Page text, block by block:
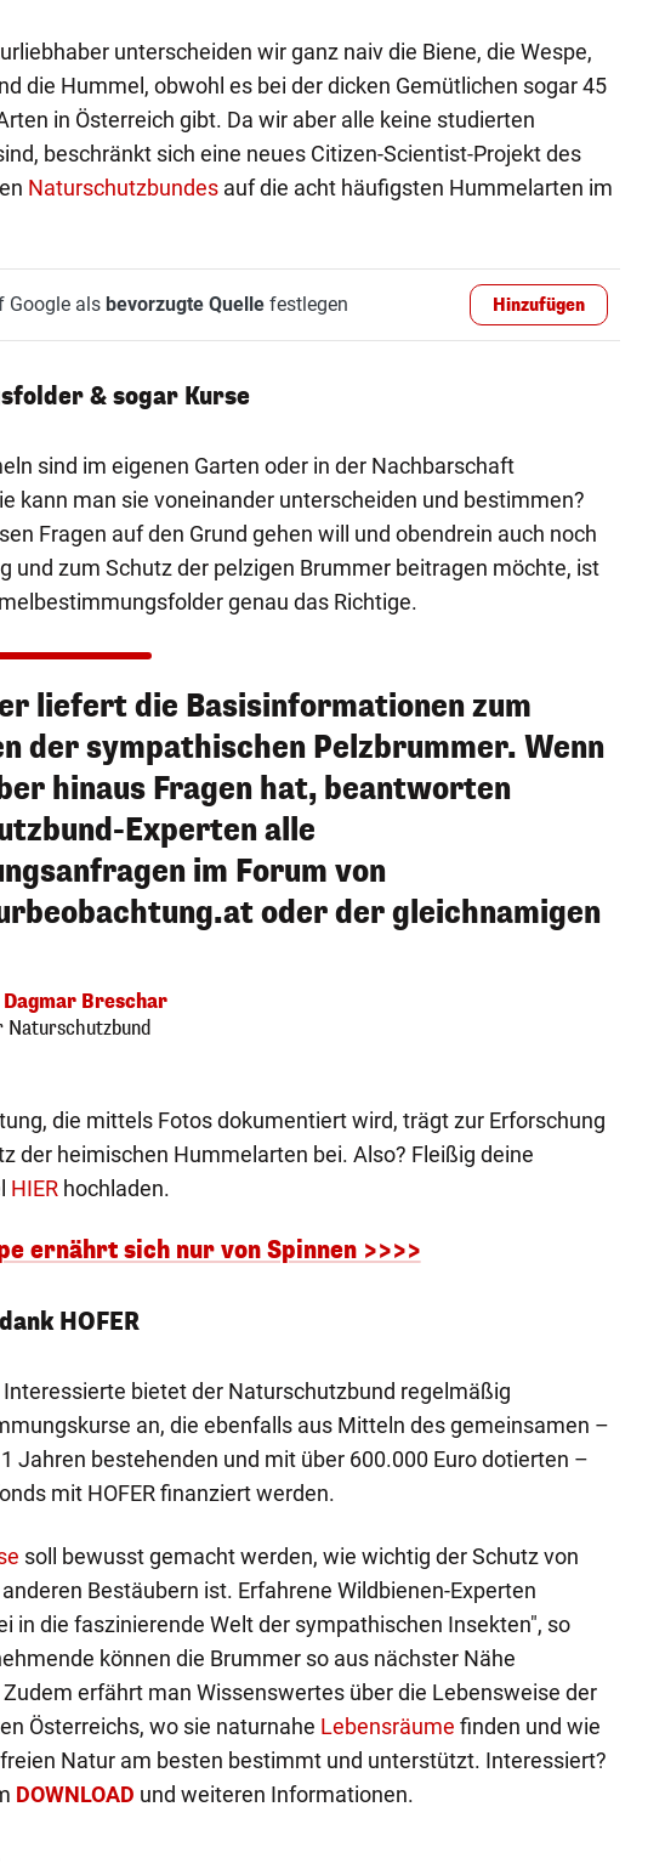
unterscheiden wir ganz naiv die Biene, die Wespe,
die Hummel, obwohl es bei der dicken Gemütlichen sogar 45
in Österreich gibt. Da wir aber alle keine studierten
beschränkt sich eine neues Citizen-Scientist-Projekt des
Naturschutzbundesauf die acht häufigsten Hummelarten im
als bevorzugte Quellefestlegen Hinzufügen
& sogar Kurse
sind im eigenen Garten oder in der Nachbarschaft
kann man sie voneinander unterscheiden und bestimmen?
Fragen auf den Grund gehen will und obendrein auch noch
und zum Schutz der pelzigen Brummer beitragen möchte, ist
genau das Richtige.
liefert die Basisinformationen zum
der sympathischen Pelzbrummer. Wenn
hinaus Fragen hat, beantworten
Experten alle
im Forum von
oder der gleichnamigen
Breschar
die mittels Fotos dokumentiert wird, trägt zur Erforschung
der heimischen Hummelarten bei. Also? Fleißig deine
HIERhochladen.
ernährt sich nur von Spinnen >>>>
HOFER
Interessierte bietet der Naturschutzbund regelmäßig
an, die ebenfalls aus Mitteln des gemeinsamen –
Jahren bestehenden und mit über 600.000 Euro dotierten –
mit HOFER finanziert werden.
soll bewusst gemacht werden, wie wichtig der Schutz von
Bestäubern ist. Erfahrene Wildbienen-Experten
in die faszinierende Welt der sympathischen Insekten", so
können die Brummer so aus nächster Nähe
erfährt man Wissenswertes über die Lebensweise der
Österreichs, wo sie naturnahe Lebensräume finden und wie
Natur am besten bestimmt und unterstützt. Interessiert?
DOWNLOAD und weiteren Informationen.